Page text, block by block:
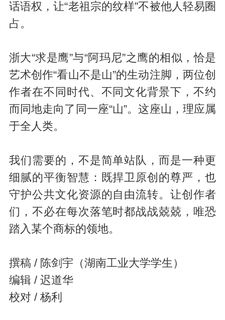
话语权，让“老祖宗的纹样”不被他人轻易圈
占。
浙大“求是鹰”与“阿玛尼”之鹰的相似，恰是
艺术创作“看山不是山”的生动注脚，两位创
作者在不同时代、不同文化背景下，不约
而同地走向了同一座“山”。这座山，理应属
于全人类。
我们需要的，不是简单站队，而是一种更
细腻的平衡智慧：既捍卫原创的尊严，也
守护公共文化资源的自由流转。让创作者
们，不必在每次落笔时都战战兢兢，唯恐
踏入某个商标的领地。
撰稿 / 陈剑宇（湖南工业大学学生）
编辑 / 迟道华
校对 / 杨利